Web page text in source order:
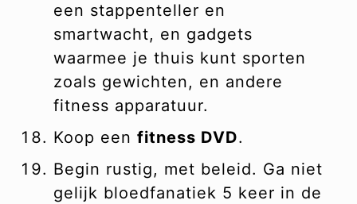
een stappenteller en
smartwacht, en gadgets
waarmee je thuis kunt sporten
zoals gewichten, en andere
fitness apparatuur.
Koop een fitness DVD.
Begin rustig, met beleid. Ga niet
gelijk bloedfanatiek 5 keer in de